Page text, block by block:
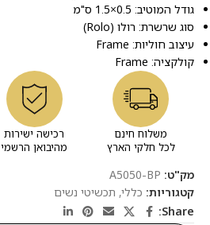
גודל המוטיב: 0.5×1.5 ס"מ
סוג שרשרת: רולו (Rolo)
עיצוב חוליות: Frame
קולקציה: Frame
משלוח חינם
לכל חלקי הארץ
רכישה ישירות
מהיבואן הרשמי
מק"ט: A5050-BP
קטגוריות: כללי, תכשיטי נשים
Share: